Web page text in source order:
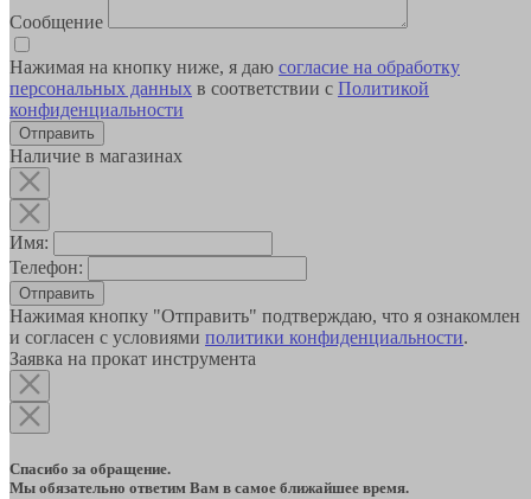
Сообщение
Нажимая на кнопку ниже, я даю согласие на обработку
персональных данных в соответствии с Политикой
конфиденциальности
Наличие в магазинах
Имя:
Телефон:
Отправить
Нажимая кнопку "Отправить" подтверждаю, что я ознакомлен
и согласен с условиями политики конфиденциальности.
Заявка на прокат инструмента
Спасибо за обращение.
Мы обязательно ответим Вам в самое ближайшее время.